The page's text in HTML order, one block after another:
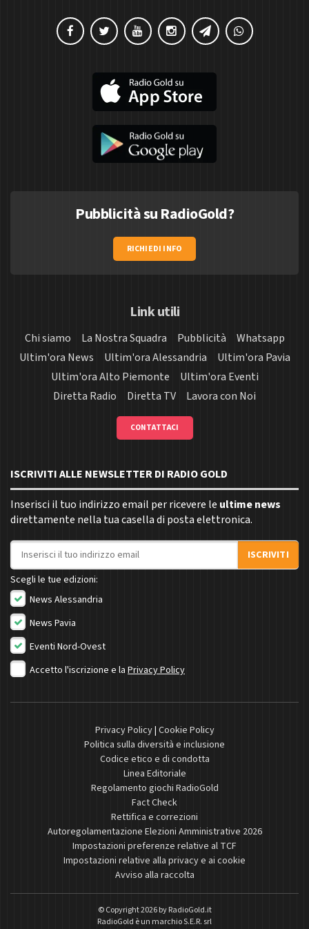
Pubblicità su RadioGold?
RICHIEDI INFO
Link utili
Chi siamo La Nostra Squadra Pubblicità
Whatsapp
Ultim'ora News
Ultim'ora Alessandria
Ultim'ora Pavia
Ultim'ora Alto Piemonte
Ultim'ora Eventi
Diretta Radio
Diretta TV Lavora con Noi
CONTATTACI
ISCRIVITI ALLE NEWSLETTER DI RADIO GOLD
Inserisci il tuo indirizzo email per ricevere le ultime news
direttamente nella tua casella di posta elettronica.
Indirizzo email
ISCRIVITI
Scegli le tue edizioni:
News Alessandria
News Pavia
Eventi Nord-Ovest
Accetto l'iscrizione e la Privacy Policy
Privacy Policy| Cookie Policy
Politica sulla diversità e inclusione
Codice etico e di condotta
Linea Editoriale
Regolamento giochi RadioGold
Fact Check
Rettifica e correzioni
Autoregolamentazione Elezioni Amministrative 2026
Impostazioni preferenze relative al TCF
Impostazioni relative alla privacy e ai cookie
Avviso alla raccolta
© Copyright 2026 byRadioGold.it
RadioGold è un marchio S.E.R. srl